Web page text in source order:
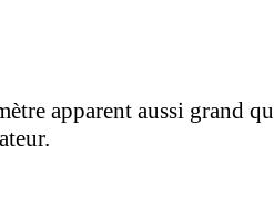
apparent aussi grand